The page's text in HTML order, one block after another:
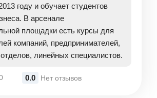
году и обучает студентов
В арсенале
площадки есть курсы для
компаний, предпринимателей,
линейных специалистов.
0.0 Нет отзывов